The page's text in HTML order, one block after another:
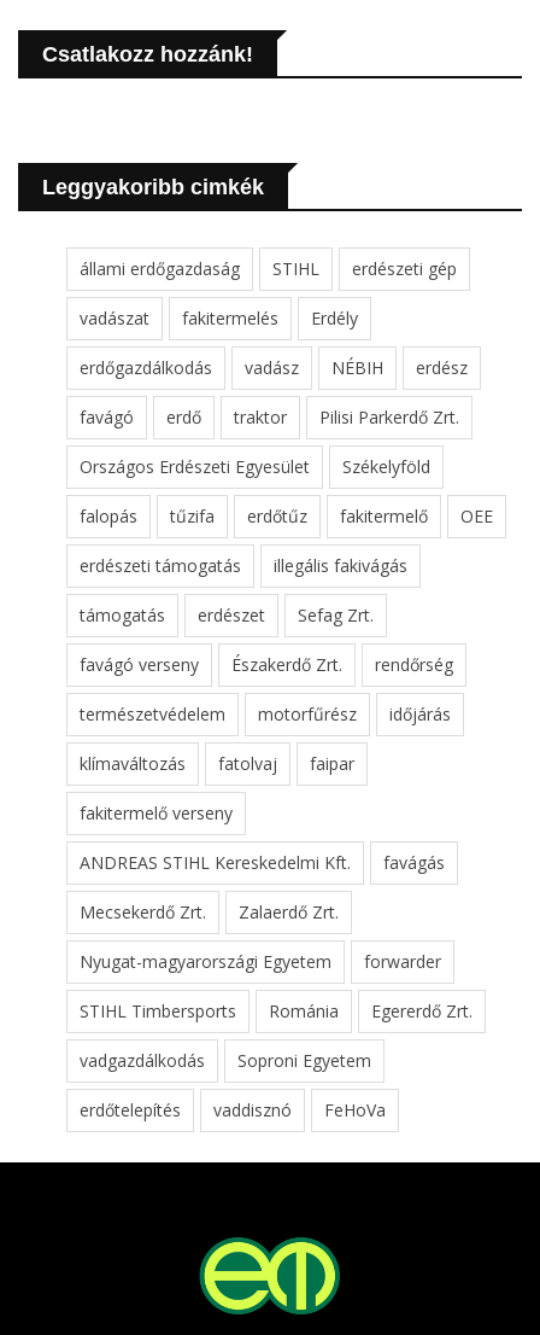
Csatlakozz hozzánk!
Leggyakoribb cimkék
állami erdőgazdaság STIHL erdészeti gép
vadászat fakitermelés Erdély
erdőgazdálkodás vadász NÉBIH erdész
favágó erdő traktor Pilisi Parkerdő Zrt.
Országos Erdészeti Egyesület Székelyföld
falopás tűzifa erdőtűz fakitermelő OEE
erdészeti támogatás illegális fakivágás
támogatás erdészet Sefag Zrt.
favágó verseny Északerdő Zrt. rendőrség
természetvédelem motorfűrész időjárás
klímaváltozás fatolvaj faipar
fakitermelő verseny
ANDREAS STIHL Kereskedelmi Kft. favágás
Mecsekerdő Zrt. Zalaerdő Zrt.
Nyugat-magyarországi Egyetem forwarder
STIHL Timbersports Románia Egererdő Zrt.
vadgazdálkodás Soproni Egyetem
erdőtelepítés vaddisznó FeHoVa